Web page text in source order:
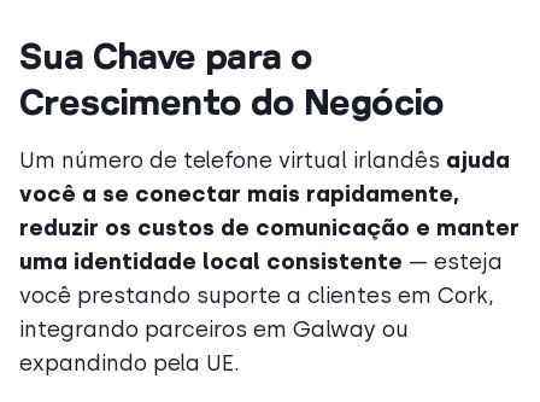
Sua Chave para o
Crescimento do Negócio
Um número de telefone virtual irlandês ajuda
você a se conectar mais rapidamente,
reduzir os custos de comunicação e manter
uma identidade local consistente — esteja
você prestando suporte a clientes em Cork,
integrando parceiros em Galway ou
expandindo pela UE.